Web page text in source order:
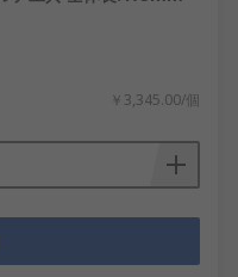
￥3,345.00/個